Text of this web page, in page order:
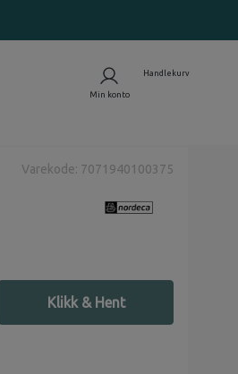
Varekode: 7071940100375
Klikk & Hent